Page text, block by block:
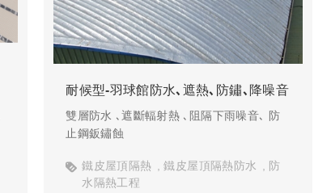
耐候型-羽球館防水､遮熱､防鏽､降噪音
雙層防水 ､遮斷輻射熱 ､阻隔下雨噪音､ 防
止鋼鈑鏽蝕
鐵皮屋頂隔熱 鐵皮屋頂隔熱防水
防
水隔熱工程